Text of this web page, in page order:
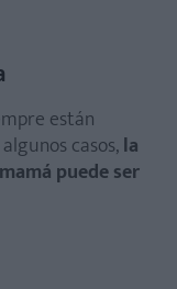
están
casos,la
puede ser